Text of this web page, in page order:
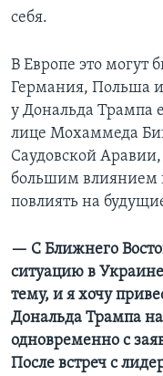
себя.
В Европе это могут
Германия, Польша
у Дональда Трампа
лице Мохаммеда
Саудовской
большим влиянием
повлиять на
— С Ближнего
ситуацию в
тему, и я хочу
Дональда Трампа на
одновременно с
После встреч с